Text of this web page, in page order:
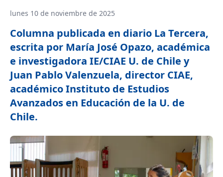
lunes 10 de noviembre de 2025
Columna publicada en diario La Tercera,
escrita por María José Opazo, académica
e investigadora IE/CIAE U. de Chile y
Juan Pablo Valenzuela, director CIAE,
académico Instituto de Estudios
Avanzados en Educación de la U. de
Chile.